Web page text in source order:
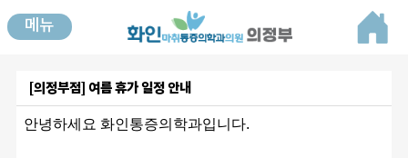
메뉴
[의정부점] 여름 휴가 일정 안내
안녕하세요 화인통증의학과입니다.